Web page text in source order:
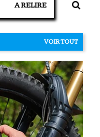
A RELIRE
VOIR TOUT